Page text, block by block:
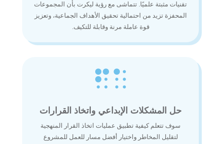
تقنيات مثبتة علميًا. تتماشى مع رؤية ليكرت بأن المجموعات
المحفزة تزيد من احتمالية تحقيق الأهداف الجماعية، وتعزيز
قوة عاملة مرنة وقابلة للتكيف.

حل المشكلات الإبداعي واتخاذ القرارات
سوف تتعلم كيفية تطبيق عمليات اتخاذ القرار المنهجية
لتقليل المخاطر واختيار أفضل مسار للعمل للمشروع